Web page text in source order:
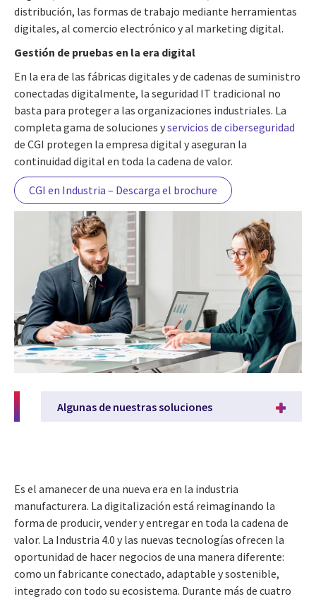
distribución, las formas de trabajo mediante herramientas
digitales, al comercio electrónico y al marketing digital.
Gestión de pruebas en la era digital
En la era de las fábricas digitales y de cadenas de suministro
conectadas digitalmente, la seguridad IT tradicional no
basta para proteger a las organizaciones industriales. La
completa gama de soluciones yservicios de ciberseguridad
de CGI protegen la empresa digital y aseguran la
continuidad digital en toda la cadena de valor.
CGI en Industria – Descarga el brochure
Algunas de nuestras soluciones
Es el amanecer de una nueva era en la industria
manufacturera. La digitalización está reimaginando la
forma de producir, vender y entregar en toda la cadena de
valor. La Industria 4.0 y las nuevas tecnologías ofrecen la
oportunidad de hacer negocios de una manera diferente:
como un fabricante conectado, adaptable y sostenible,
integrado con todo su ecosistema. Durante más de cuatro